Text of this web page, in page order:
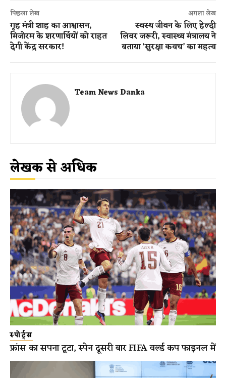
पिछला लेख
गृह मंत्री शाह का आश्वासन,
मिजोरम के शरणार्थियों को राहत
देगी केंद्र सरकार!
अगला लेख
स्वस्थ जीवन के लिए हेल्दी
लिवर जरूरी, स्वास्थ्य मंत्रालय ने
बताया ‘सुरक्षा कवच’ का महत्व
Team News Danka
लेखक से अधिक
स्पोर्ट्स
फ्रांस का सपना टूटा, स्पेन दूसरी बार FIFA वर्ल्ड कप फाइनल में